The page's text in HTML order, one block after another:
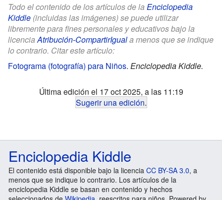
Todo el contenido de los artículos de la Enciclopedia
Kiddle (incluidas las imágenes) se puede utilizar
libremente para fines personales y educativos bajo la
licenciaAtribución-CompartirIguala menos que se indique
lo contrario. Citar este artículo:
Fotograma (fotografía) para Niños. Enciclopedia Kiddle.
Última edición el 17 oct 2025, a las 11:19
Sugerir una edición.
Enciclopedia Kiddle
El contenido está disponible bajo la licencia CC BY-SA 3.0, a
menos que se indique lo contrario. Los artículos de la
enciclopedia Kiddle se basan en contenido y hechos